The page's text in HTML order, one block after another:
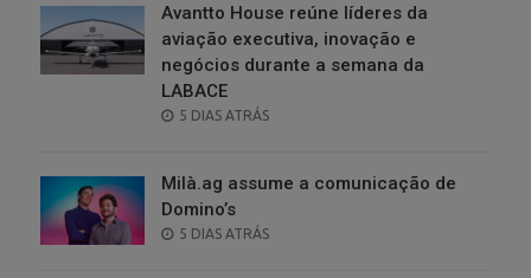
Avantto House reúne líderes da
aviação executiva, inovação e
negócios durante a semana da
LABACE
POSTED
5 DIAS ATRÁS
Milà.ag assume a comunicação de
Domino’s
POSTED
5 DIAS ATRÁS